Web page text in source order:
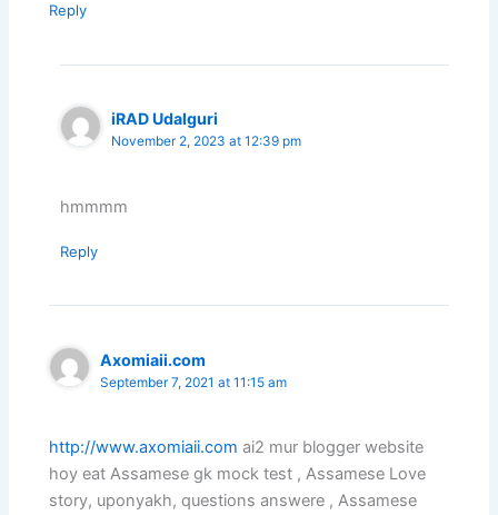
Reply
iRAD Udalguri
November 2, 2023 at 12:39 pm
hmmmm
Reply
Axomiaii.com
September 7, 2021 at 11:15 am
http://www.axomiaii.com ai2 mur blogger website
hoy eat Assamese gk mock test , Assamese Love
story, uponyakh, questions answere , Assamese